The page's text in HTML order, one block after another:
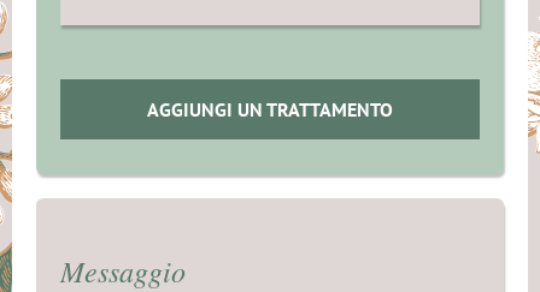
AGGIUNGI UN TRATTAMENTO
Messaggio